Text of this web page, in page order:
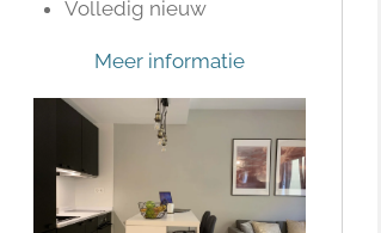
Volledig nieuw
Meer informatie